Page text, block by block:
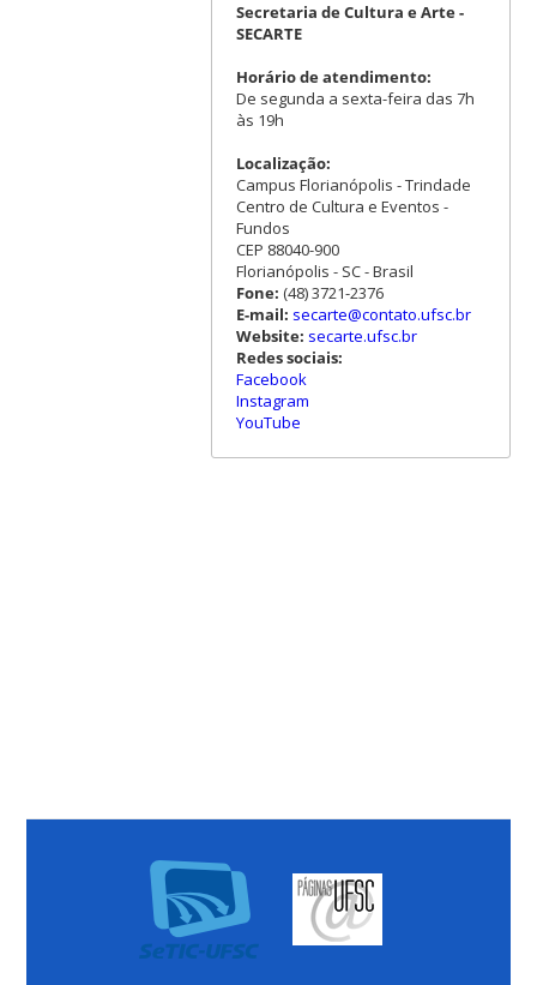
Secretaria de Cultura e Arte -
SECARTE
Horário de atendimento:
De segunda a sexta-feira das 7h
às 19h
Localização:
Campus Florianópolis - Trindade
Centro de Cultura e Eventos -
Fundos
CEP 88040-900
Florianópolis - SC - Brasil
Fone: (48) 3721-2376
E-mail: secarte@contato.ufsc.br
Website: secarte.ufsc.br
Redes sociais:
Facebook
Instagram
YouTube